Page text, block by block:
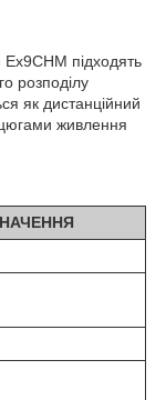
підходять
розподілу
як дистанційний
живлення